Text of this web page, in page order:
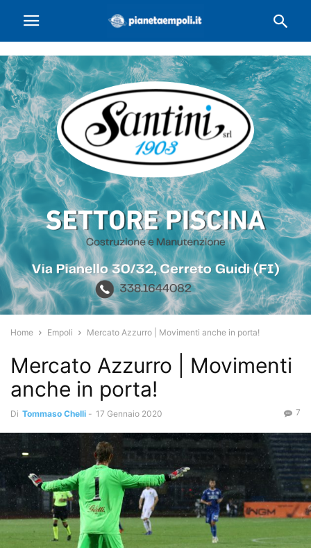
Home Empoli Mercato Azzurro | Movimenti anche in porta!
Mercato Azzurro | Movimenti
anche in porta!
Di Tommaso Chelli - 17 Gennaio 2020 7